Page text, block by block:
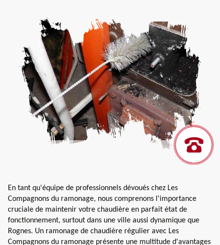
En tant qu'équipe de professionnels dévoués chez Les
Compagnons du ramonage, nous comprenons l'importance
cruciale de maintenir votre chaudière en parfait état de
fonctionnement, surtout dans une ville aussi dynamique que
Rognes. Un ramonage de chaudière régulier avec Les
Compagnons du ramonage présente une multitude d'avantages